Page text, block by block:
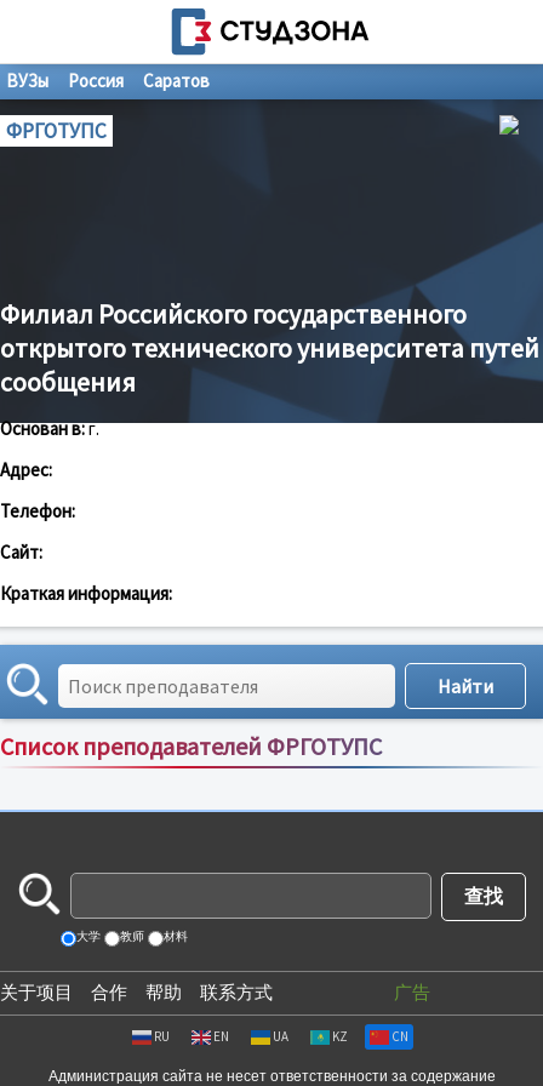
ВУЗы Россия Саратов
ФРГОТУПС
Филиал Российского государственного
открытого технического университета путей
сообщения
Основан в:г.
Адрес:
Телефон:
Сайт:
Краткая информация:
Список преподавателей ФРГОТУПС
Сортировка по:имени;рейтингу;отзывам
大学 教师 材料
关于项目 合作 帮助 联系方式 广告
RU EN UA KZ CN
Администрация сайта не несет ответственности за содержание